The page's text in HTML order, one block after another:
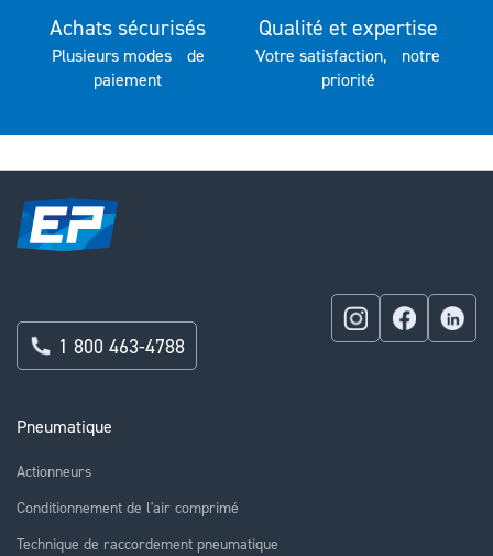
Achats sécurisés
Plusieurs modes de
paiement
Qualité et expertise
Votre satisfaction, notre
priorité
Pneumatique
Actionneurs
Conditionnement de l'air comprimé
Technique de raccordement pneumatique
1 800 463-4788